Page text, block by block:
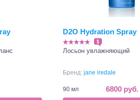
D2O Hydration Spray
1
Лосьон увлажняющий
Бренд: jane iredale
90 мл
6800 руб.